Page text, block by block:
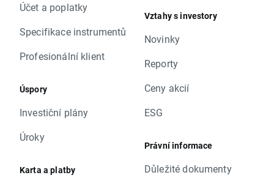
Účet a poplatky
Specifikace instrumentů
Profesionální klient
Úspory
Investiční plány
Úroky
Karta a platby
Vztahy s investory
Novinky
Reporty
Ceny akcií
ESG
Právní informace
Důležité dokumenty